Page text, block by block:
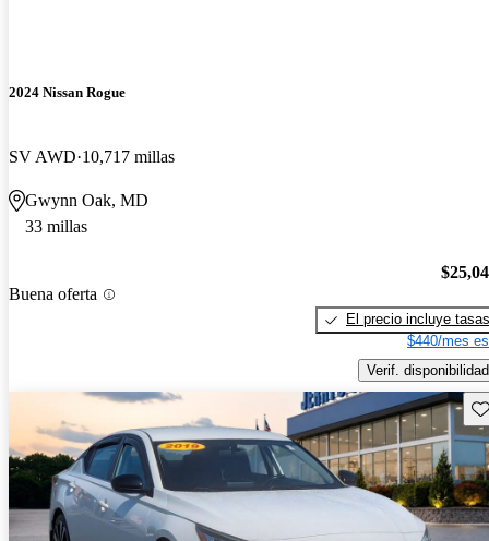
2024 Nissan Rogue
SV AWD 10,717 millas
Gwynn Oak, MD
33 millas
Buena oferta
El precio incluye tasas
$440/mes
Verif. disponibilidad